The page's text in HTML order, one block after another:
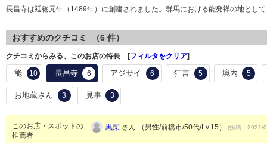
長昌寺は延徳元年（1489年）に創建されました。群馬における能発祥の地とし
おすすめのクチコミ （6 件）
クチコミからみる、このお店の特長 [フィルタをクリア]
能 10 長昌寺 6 アジサイ 6 狂言 5 境内 5
お地蔵さん 3 見事 3
このお店・スポットの
推薦者
黒柴 さん （男性/前橋市/50代/Lv.15） (投稿：2021/